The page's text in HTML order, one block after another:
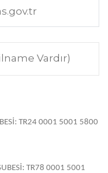
Vardır)
TR24 0001 5001 5800
TR78 0001 5001